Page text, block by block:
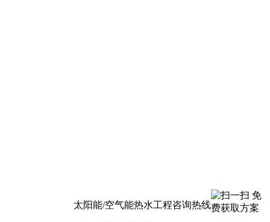
太阳能/空气能热水工程咨询热线